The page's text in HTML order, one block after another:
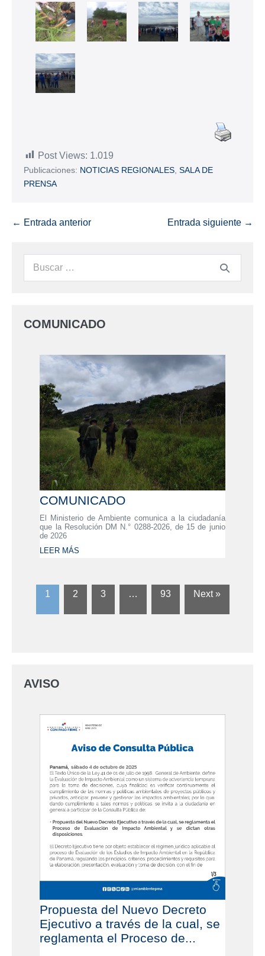
Post Views: 1.019
Publicaciones: NOTICIAS REGIONALES SALA DE
PRENSA
← Entrada anterior Entrada siguiente →
COMUNICADO
COMUNICADO
El Ministerio de Ambiente comunica a la ciudadanía
que la Resolución DM N.° 0288-2026, de 15 de junio
de 2026
LEER MÁS
1 2 3 … 93 Next »
AVISO
Propuesta del Nuevo Decreto
Ejecutivo a través de la cual, se
reglamenta el Proceso de...